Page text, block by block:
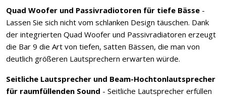
Quad Woofer und Passivradiotoren für tiefe Bässe -
Lassen Sie sich nicht vom schlanken Design täuschen. Dank
der integrierten Quad Woofer und Passivradiatoren erzeugt
die Bar 9 die Art von tiefen, satten Bässen, die man von
deutlich größeren Lautsprechern erwarten würde.
Seitliche Lautsprecher und Beam-Hochtonlautsprecher
für raumfüllenden Sound - Seitliche Lautsprecher erfüllen